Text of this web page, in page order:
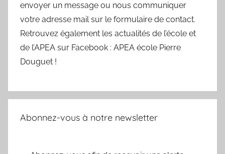
envoyer un message ou nous communiquer
votre adresse mail sur le formulaire de contact.
Retrouvez également les actualités de l’école et
de l’APEA sur Facebook : APEA école Pierre
Douguet !
Abonnez-vous à notre newsletter